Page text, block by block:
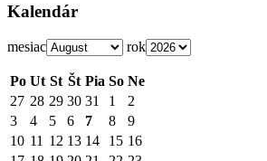
Kalendár
mesiac rok
Po Ut St Št Pia So Ne
27 28 29 30 31 1
2
3
4 5 6 7 8
9
10 11 12 13 14 15 16